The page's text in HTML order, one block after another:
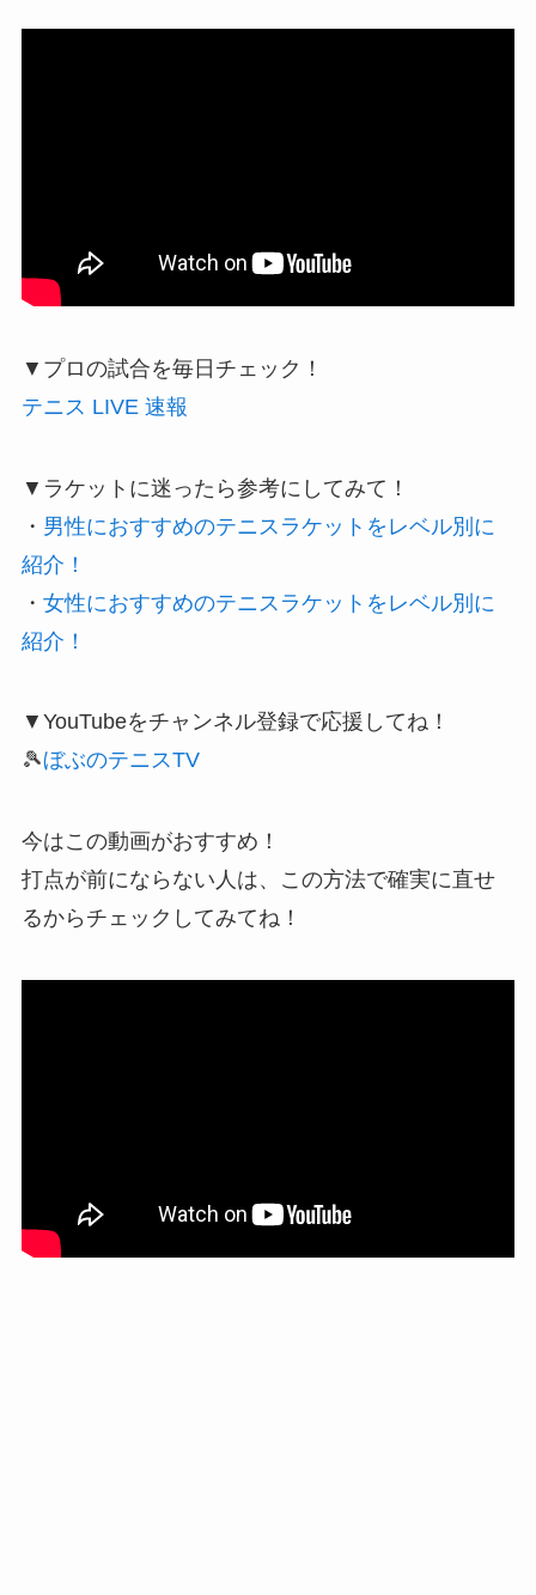
▼プロの試合を毎日チェック！
テニス LIVE 速報
▼ラケットに迷ったら参考にしてみて！
・ 男性におすすめのテニスラケットをレベル別に
紹介！
・ 女性におすすめのテニスラケットをレベル別に
紹介！
▼YouTubeをチャンネル登録で応援してね！
🎾ぼぶのテニスTV
今はこの動画がおすすめ！
打点が前にならない人は、この方法で確実に直せ
るからチェックしてみてね！